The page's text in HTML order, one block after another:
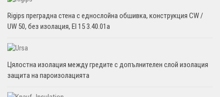
Rigips преградна стена с еднослойна обшивка, конструкция CW /
UW 50, без изолация, EI 15 3.40.01a
Цялостна изолация между гредите с допълнителен слой изолация
защита на пароизолацията